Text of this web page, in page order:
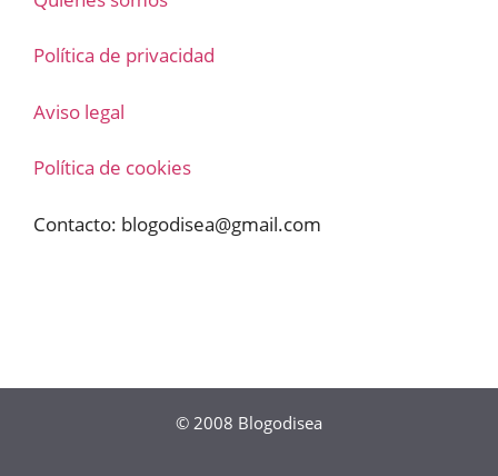
Política de privacidad
Aviso legal
Política de cookies
Contacto: blogodisea@gmail.com
© 2008 Blogodisea